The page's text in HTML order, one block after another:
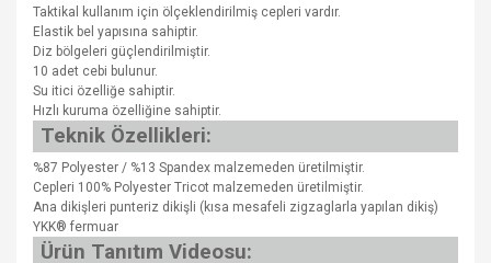
Taktikal kullanım için ölçeklendirilmiş cepleri vardır.
Elastik bel yapısına sahiptir.
Diz bölgeleri güçlendirilmiştir.
10 adet cebi bulunur.
Su itici özelliğe sahiptir.
Hızlı kuruma özelliğine sahiptir.
Teknik Özellikleri:
%87 Polyester / %13 Spandex malzemeden üretilmiştir.
Cepleri 100% Polyester Tricot malzemeden üretilmiştir.
Ana dikişleri punteriz dikişli (kısa mesafeli zigzaglarla yapılan dikiş)
YKK® fermuar
Ürün Tanıtım Videosu: